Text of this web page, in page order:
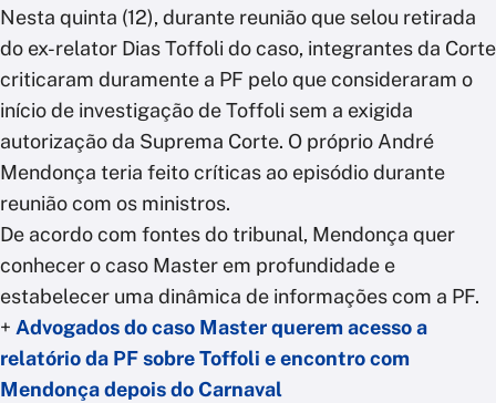
Nesta quinta (12), durante reunião que selou retirada
do ex-relator Dias Toffoli do caso, integrantes da Corte
criticaram duramente a PF pelo que consideraram o
início de investigação de Toffoli sem a exigida
autorização da Suprema Corte. O próprio André
Mendonça teria feito críticas ao episódio durante
reunião com os ministros.
De acordo com fontes do tribunal, Mendonça quer
conhecer o caso Master em profundidade e
estabelecer uma dinâmica de informações com a PF.
+ Advogados do caso Master querem acesso a
relatório da PF sobre Toffoli e encontro com
Mendonça depois do Carnaval